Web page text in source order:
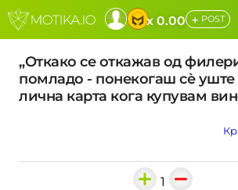
x 0.00 + POST
„Откако се откажав од
помладо - понекогаш сѐ
лична карта кога купувам
1